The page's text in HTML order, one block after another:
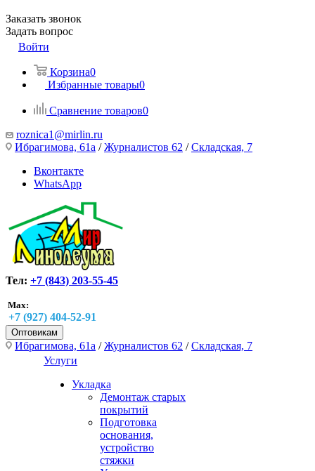
Заказать звонок
Задать вопрос
Войти
Корзина0
Избранные товары0
Сравнение товаров0
roznica1@mirlin.ru
Ибрагимова, 61а /Журналистов 62 /Складская, 7
Вконтакте
WhatsApp
Тел: +7 (843) 203-55-45
Max:
+7 (927) 404-52-91
Оптовикам
Ибрагимова, 61а /Журналистов 62 /Складская, 7
Услуги
Укладка
Демонтаж старых
покрытий
Подготовка
основания,
устройство
стяжки